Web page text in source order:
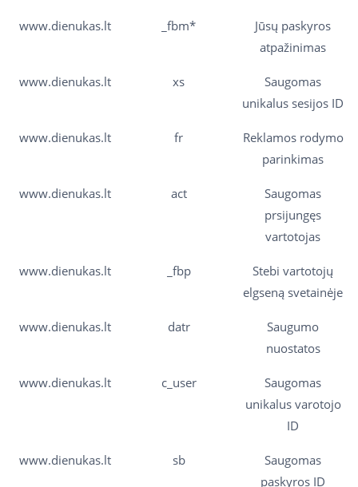
www.dienukas.lt _fbm*
Jūsų paskyros
atpažinimas
www.dienukas.lt xs
Saugomas
unikalus sesijos ID
www.dienukas.lt fr
Reklamos rodymo
parinkimas
www.dienukas.lt act
Saugomas
prsijungęs
vartotojas
www.dienukas.lt _fbp
Stebi vartotojų
elgseną svetainėje
www.dienukas.lt datr
Saugumo
nuostatos
www.dienukas.lt c_user
Saugomas
unikalus varotojo
ID
www.dienukas.lt sb
Saugomas
paskyros ID